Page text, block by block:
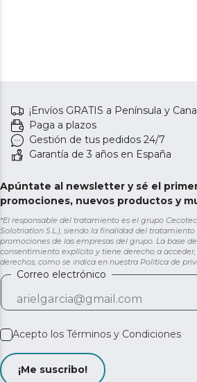
¡Envíos GRATIS a Península y
Paga a plazos
Gestión de tus pedidos 24/7
Garantía de 3 años en España
Apúntate al newsletter y sé el
promociones, nuevos productos y
*El responsable del tratamiento es el grupo
Solotriatlon S.L.), siendo la finalidad del
promociones de las empresas del grupo. La base
consentimiento explícito y tiene derecho a
derechos, como se indica en nuestra Política de
Correo electrónico
Acepto los Términos y Condiciones
¡Me suscribo!